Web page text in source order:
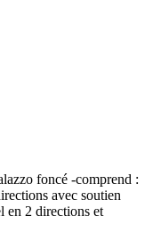
foncé -comprend :
avec soutien
en 2 directions et